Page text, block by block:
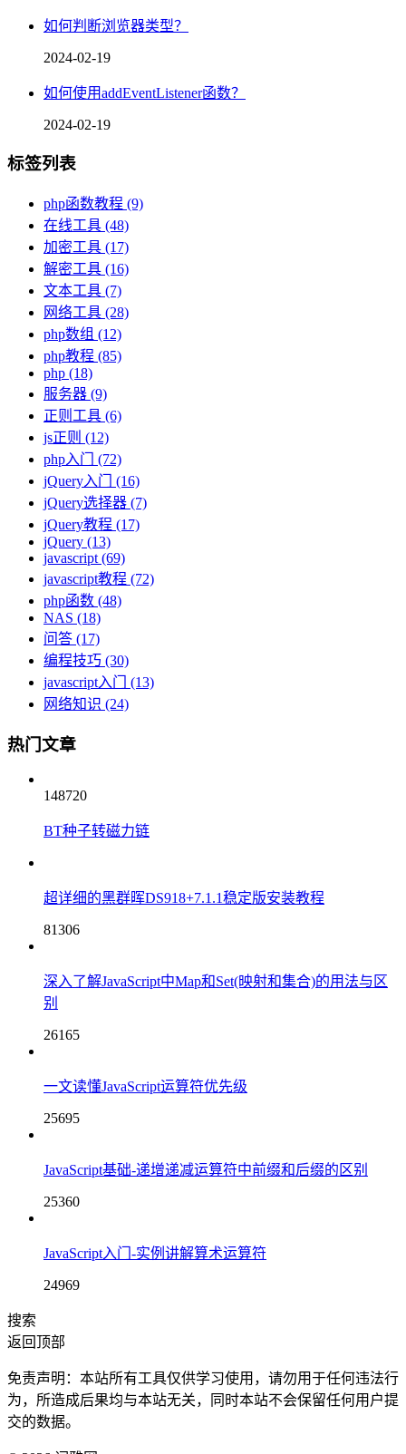
如何判断浏览器类型？
2024-02-19
如何使用addEventListener函数？
2024-02-19
标签列表
php函数教程 (9)
在线工具 (48)
加密工具 (17)
解密工具 (16)
文本工具 (7)
网络工具 (28)
php数组 (12)
php教程 (85)
php (18)
服务器 (9)
正则工具 (6)
js正则 (12)
php入门
(72)
jQuery入门
(16)
jQuery选择器 (7)
jQuery教程 (17)
jQuery (13)
javascript (69)
javascript教程 (72)
php函数 (48)
NAS (18)
问答 (17)
编程技巧 (30)
javascript入门
(13)
网络知识 (24)
热门文章
148720
BT种子转磁力链
超详细的黑群晖DS918+7.1.1稳定版安装教程
81306
深入了解JavaScript中Map和Set(映射和集合)的用法与区
别
26165
一文读懂JavaScript运算符优先级
25695
JavaScript基础-递增递减运算符中前缀和后缀的区别
25360
JavaScript入门-实例讲解算术运算符
24969
搜索
返回顶部
免责声明：本站所有工具仅供学习使用，请勿用于任何违法行
为，所造成后果均与本站无关，同时本站不会保留任何用户提
交的数据。